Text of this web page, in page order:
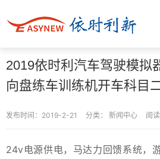
2019依时利汽车驾驶模拟
向盘练车训练机开车科目
发布时间：2019-2-21 分类： 新闻中心 阅
24v电源供电，马达力回馈系统，